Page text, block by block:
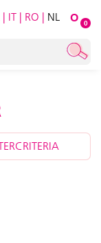
O 0
| IT | RO | NL